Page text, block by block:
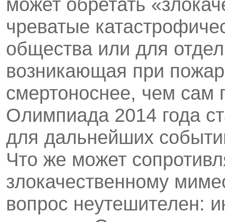
чреватые
общества или для
возникающая при
смертоноснее, чем сам
Олимпиада 2014 года
для дальнейших
Что же может
злокачественному
вопрос неутешителен: